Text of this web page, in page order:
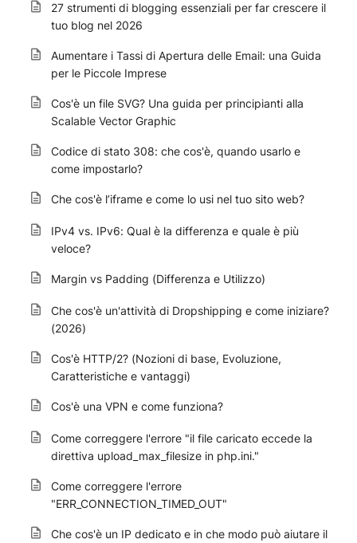
27 strumenti di blogging essenziali per far crescere il
tuo blog nel 2026
Aumentare i Tassi di Apertura delle Email: una Guida
per le Piccole Imprese
Cos'è un file SVG? Una guida per principianti alla
Scalable Vector Graphic
Codice di stato 308: che cos'è, quando usarlo e
come impostarlo?
Che cos'è l’iframe e come lo usi nel tuo sito web?
IPv4 vs. IPv6: Qual è la differenza e quale è più
veloce?
Margin vs Padding (Differenza e Utilizzo)
Che cos'è un'attività di Dropshipping e come iniziare?
(2026)
Cos'è HTTP/2? (Nozioni di base, Evoluzione,
Caratteristiche e vantaggi)
Cos'è una VPN e come funziona?
Come correggere l'errore "il file caricato eccede la
direttiva upload_max_filesize in php.ini."
Come correggere l'errore
"ERR_CONNECTION_TIMED_OUT"
Che cos'è un IP dedicato e in che modo può aiutare il